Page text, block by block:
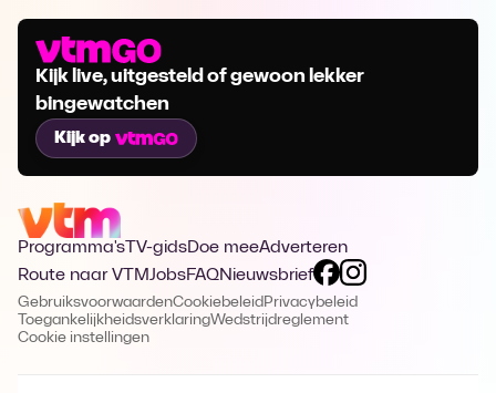
Kijk live, uitgesteld of gewoon lekker
bingewatchen
Kijk op
Programma's TV-gidsDoe meeAdverteren
Route naar VTMJobsFAQNieuwsbrief
GebruiksvoorwaardenCookiebeleid Privacybeleid
ToegankelijkheidsverklaringWedstrijdreglement
Cookie instellingen